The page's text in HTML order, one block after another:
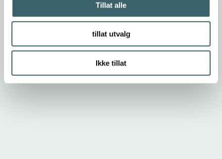
Tillat alle
tillat utvalg
Ikke tillat